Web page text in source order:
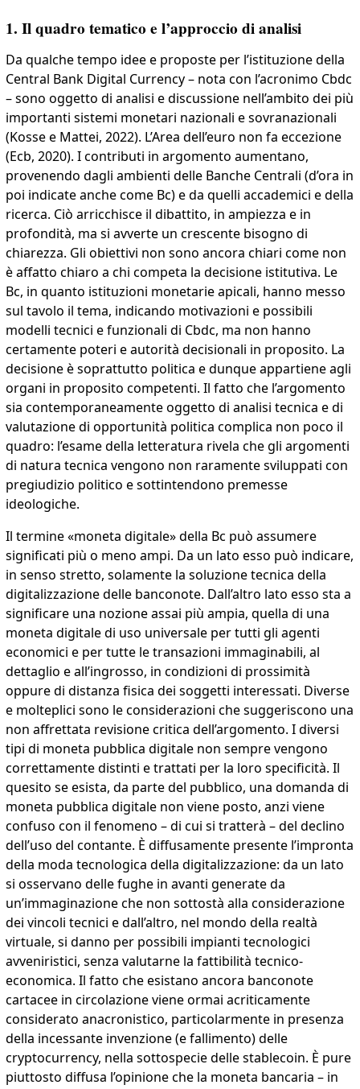
1. Il quadro tematico e l’approccio di analisi
Da qualche tempo idee e proposte per l’istituzione della
Central Bank Digital Currency – nota con l’acronimo Cbdc
– sono oggetto di analisi e discussione nell’ambito dei più
importanti sistemi monetari nazionali e sovranazionali
(Kosse e Mattei, 2022). L’Area dell’euro non fa eccezione
(Ecb, 2020). I contributi in argomento aumentano,
provenendo dagli ambienti delle Banche Centrali (d’ora in
poi indicate anche come Bc) e da quelli accademici e della
ricerca. Ciò arricchisce il dibattito, in ampiezza e in
profondità, ma si avverte un crescente bisogno di
chiarezza. Gli obiettivi non sono ancora chiari come non
è affatto chiaro a chi competa la decisione istitutiva. Le
Bc, in quanto istituzioni monetarie apicali, hanno messo
sul tavolo il tema, indicando motivazioni e possibili
modelli tecnici e funzionali di Cbdc, ma non hanno
certamente poteri e autorità decisionali in proposito. La
decisione è soprattutto politica e dunque appartiene agli
organi in proposito competenti. Il fatto che l’argomento
sia contemporaneamente oggetto di analisi tecnica e di
valutazione di opportunità politica complica non poco il
quadro: l’esame della letteratura rivela che gli argomenti
di natura tecnica vengono non raramente sviluppati con
pregiudizio politico e sottintendono premesse
ideologiche.
Il termine «moneta digitale» della Bc può assumere
significati più o meno ampi. Da un lato esso può indicare,
in senso stretto, solamente la soluzione tecnica della
digitalizzazione delle banconote. Dall’altro lato esso sta a
significare una nozione assai più ampia, quella di una
moneta digitale di uso universale per tutti gli agenti
economici e per tutte le transazioni immaginabili, al
dettaglio e all’ingrosso, in condizioni di prossimità
oppure di distanza fisica dei soggetti interessati. Diverse
e molteplici sono le considerazioni che suggeriscono una
non affrettata revisione critica dell’argomento. I diversi
tipi di moneta pubblica digitale non sempre vengono
correttamente distinti e trattati per la loro specificità. Il
quesito se esista, da parte del pubblico, una domanda di
moneta pubblica digitale non viene posto, anzi viene
confuso con il fenomeno – di cui si tratterà – del declino
dell’uso del contante. È diffusamente presente l’impronta
della moda tecnologica della digitalizzazione: da un lato
si osservano delle fughe in avanti generate da
un’immaginazione che non sottostà alla considerazione
dei vincoli tecnici e dall’altro, nel mondo della realtà
virtuale, si danno per possibili impianti tecnologici
avveniristici, senza valutarne la fattibilità tecnico-
economica. Il fatto che esistano ancora banconote
cartacee in circolazione viene ormai acriticamente
considerato anacronistico, particolarmente in presenza
della incessante invenzione (e fallimento) delle
cryptocurrency, nella sottospecie delle stablecoin. È pure
piuttosto diffusa l’opinione che la moneta bancaria – in